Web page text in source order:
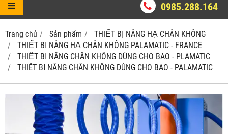
0985.288.164
Trang chủ Sản phẩm
THIẾT BỊ NÂNG HẠ CHÂN KHÔNG
THIẾT BỊ NÂNG HẠ CHÂN KHÔNG PALAMATIC - FRANCE
THIẾT BỊ NÂNG CHÂN KHÔNG DÙNG CHO BAO - PLAMATIC
THIÊT BỊ NÂNG CHÂN KHÔNG DÙNG CHO BAO - PALAMATIC